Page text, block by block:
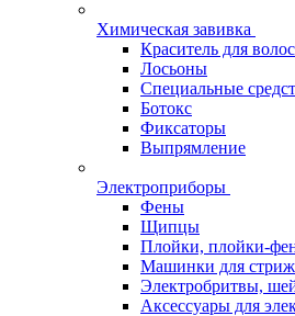
Химическая завивка
Краситель для
Лосьоны
Специальные
Ботокс
Фиксаторы
Выпрямление
Электроприборы
Фены
Щипцы
Плойки, плойки-
Машинки для
Электробритвы,
Аксессуары для